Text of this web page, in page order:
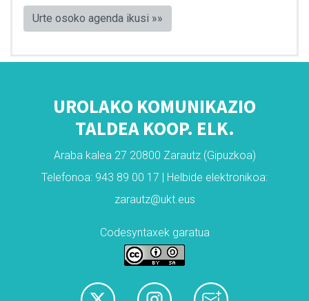
Urte osoko agenda ikusi »»
UROLAKO KOMUNIKAZIO
TALDEA KOOP. ELK.
Araba kalea 27 20800 Zarautz (Gipuzkoa)
Telefonoa: 943 89 00 17 | Helbide elektronikoa:
zarautz@ukt.eus
Codesyntaxek garatua